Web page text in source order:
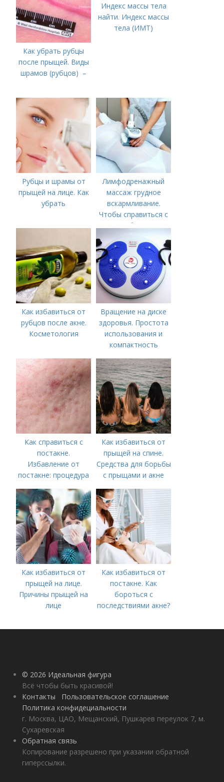
Как убрать рубцы
после прыщей. Виды
шрамов (рубцов) –
Индекс массы тела
найти. Индекс массы
тела (ИМТ)
Рубцы и шрамы от
прыщей на лице. Как
убрать
Лимфодренажный
массаж грудное
вскармливание.
Чтобы справиться с
нагрубанием,
необходимо
предпринять
следующие действия:
Как избавиться от
рубцов после акне.
Косметология
Вращение на диске
здоровья. Простота
использования и
компактность
Как справиться с
постакне.
Избавление от
постакне: процедура
Как избавиться от
прыщей на спине.
Средства для борьбы
с прыщами и акне
Как избавиться от
прыщей на лице.
Причины прыщей на
лице
Как избавиться от
постакне. Как
бороться с
последствиями акне?
© 2026 Идеальная фигура
Всё чтобы быть красивой!
Контакты
Пользовательское соглашение
Политика конфидециальности
г. Москва, ЦАО, Мещанский, Пушкарев переулок 7, м.
Сухаревская
Обратная связь
Копирование разрешено при указании обратной
гиперссылки.